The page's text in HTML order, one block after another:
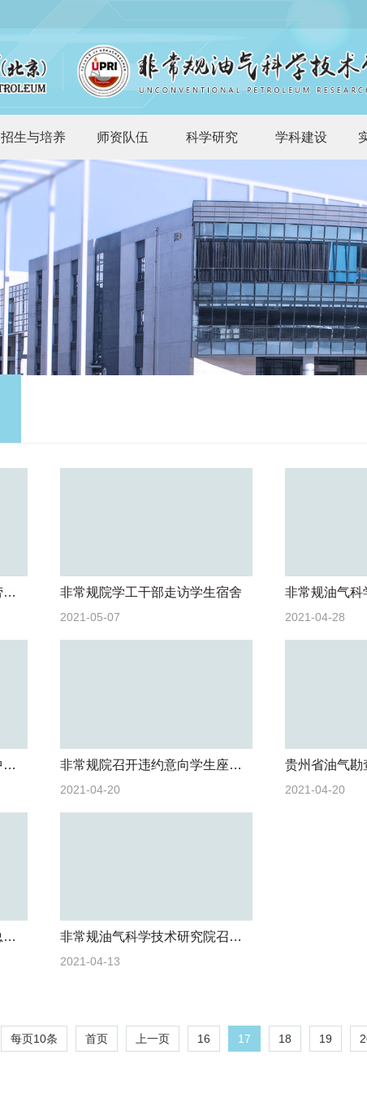
招生与培养 师资队伍 科学研究 学科建设
非常规院开展体验农业生产劳动实践活动 非常规院学工干部走访学生宿舍
2021-05-07 2021-04-28
非常规院党委中心组专题集中学习研讨党史教育活动 非常规院召开违约意向学生座谈会
2021-04-20 2021-04-20
非常规院召开就业工作阶段总结会 非常规油气科学技术研究院召开2021年硕士研究生招生工作总结会
2021-04-13
每页10条 首页 上一页 16 17 18 19